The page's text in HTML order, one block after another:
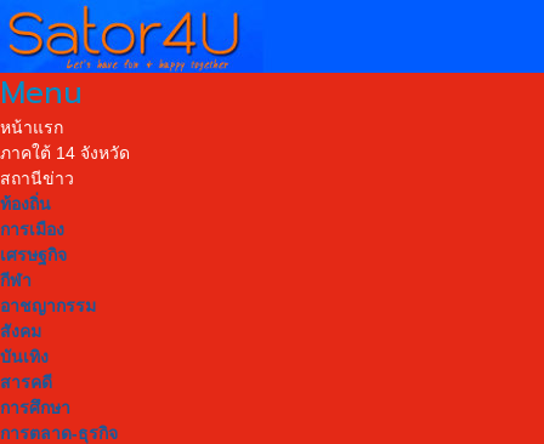
Menu
หน้าแรก
ภาคใต้ 14 จังหวัด
สถานีข่าว
ท้องถิ่น
การเมือง
เศรษฐกิจ
กีฬา
อาชญากรรม
สังคม
บันเทิง
สารคดี
การศึกษา
การตลาด-ธุรกิจ